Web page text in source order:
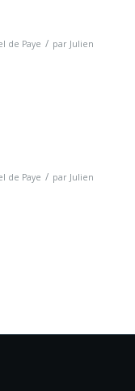
de Paye / par Julien
de Paye / par Julien